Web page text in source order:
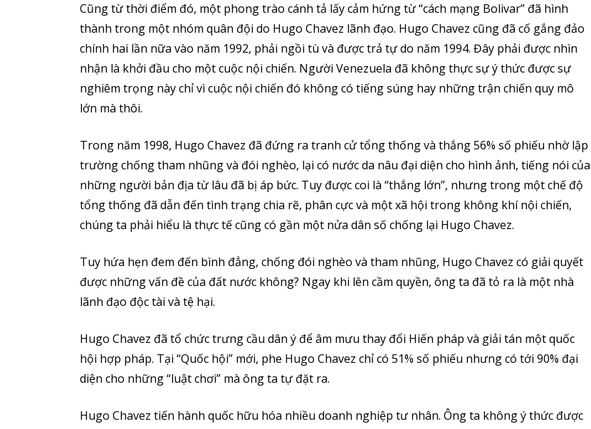
Cũng từ thời điểm đó, một phong trào cánh tả lấy cảm hứng từ “cách mạng Bolivar” đã hình
thành trong một nhóm quân đội do Hugo Chavez lãnh đạo. Hugo Chavez cũng đã cố gắng đảo
chính hai lần nữa vào năm 1992, phải ngồi tù và được trả tự do năm 1994. Đây phải được nhìn
nhận là khởi đầu cho một cuộc nội chiến. Người Venezuela đã không thực sự ý thức được sự
nghiêm trọng này chỉ vì cuộc nội chiến đó không có tiếng súng hay những trận chiến quy mô
lớn mà thôi.
Trong năm 1998, Hugo Chavez đã đứng ra tranh cử tổng thống và thắng 56% số phiếu nhờ lập
trường chống tham nhũng và đói nghèo, lại có nước da nâu đại diện cho hình ảnh, tiếng nói của
những người bản địa từ lâu đã bị áp bức. Tuy được coi là “thắng lớn”, nhưng trong một chế độ
tổng thống đã dẫn đến tình trạng chia rẽ, phân cực và một xã hội trong không khí nội chiến,
chúng ta phải hiểu là thực tế cũng có gần một nửa dân số chống lại Hugo Chavez.
Tuy hứa hẹn đem đến bình đẳng, chống đói nghèo và tham nhũng, Hugo Chavez có giải quyết
được những vấn đề của đất nước không? Ngay khi lên cầm quyền, ông ta đã tỏ ra là một nhà
lãnh đạo độc tài và tệ hại.
Hugo Chavez đã tổ chức trưng cầu dân ý để âm mưu thay đổi Hiến pháp và giải tán một quốc
hội hợp pháp. Tại “Quốc hội” mới, phe Hugo Chavez chỉ có 51% số phiếu nhưng có tới 90% đại
diện cho những “luật chơi” mà ông ta tự đặt ra.
Hugo Chavez tiến hành quốc hữu hóa nhiều doanh nghiệp tư nhân. Ông ta không ý thức được